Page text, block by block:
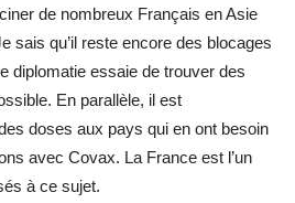
de nombreux Français en Asie
sais qu’il reste encore des blocages
diplomatie essaie de trouver des
En parallèle, il est
doses aux pays qui en ont besoin
avec Covax. La France est l’un
à ce sujet.